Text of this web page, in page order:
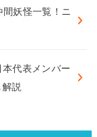
間妖怪一覧！ニ
本代表メンバー
説